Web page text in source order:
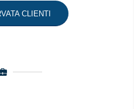
CLIENTI